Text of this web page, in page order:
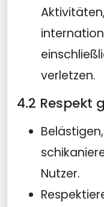
verletzen.
4.2 Respekt
Nutzer.